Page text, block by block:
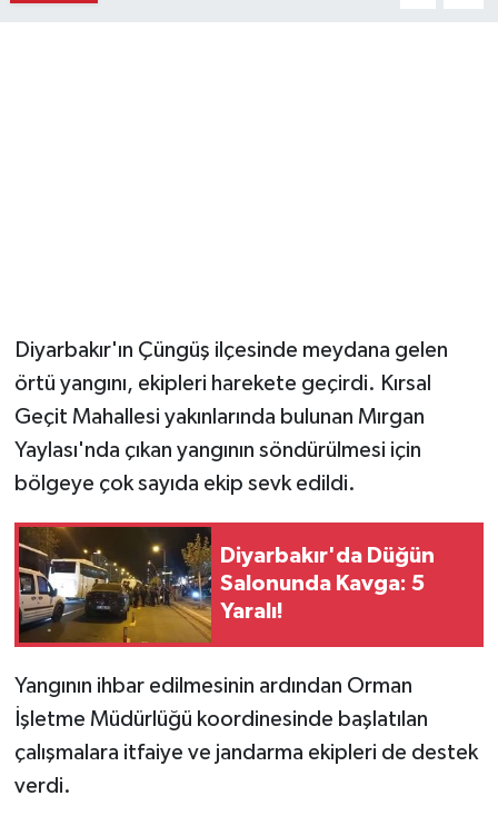
Diyarbakır'ın Çüngüş ilçesinde meydana gelen
örtü yangını, ekipleri harekete geçirdi. Kırsal
Geçit Mahallesi yakınlarında bulunan Mırgan
Yaylası'nda çıkan yangının söndürülmesi için
bölgeye çok sayıda ekip sevk edildi.
Diyarbakır'da Düğün
Salonunda Kavga: 5
Yaralı!
Yangının ihbar edilmesinin ardından Orman
İşletme Müdürlüğü koordinesinde başlatılan
çalışmalara itfaiye ve jandarma ekipleri de destek
verdi.
Siyaset
Sokak Hayvanlarını Sahiplendirme
Spor
Vasıta
Yaşam